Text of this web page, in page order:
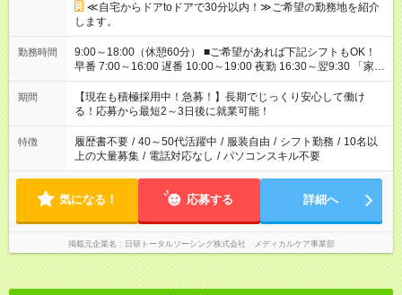
≪自宅からドアtoドアで30分以内！≫ご希望の勤務地を紹介
します。
勤務時間
9:00～18:00（休憩60分） ■ご希望があれば下記シフトもOK！
早番 7:00～16:00 遅番 10:00～19:00 夜勤 16:30～翌9:30 「家族
と休みを合わせたい」 「余裕を持って夕飯の準備がしたい」
「できれば残業はしたくない」 など、ご希望を教えてください
ね。 ※Wワーク希望の方へ 今ご覧のお仕事で希望する勤務時間
と、もう1つのお仕事の勤務時間が 合計で週40時間を超える場
合は応募できません。
期間
【現在も積極採用中！急募！】長期でじっくり安心して働け
る！応募から最短2～3日後に就業可能！
特徴 履歴書不要 / 40～50代活躍中 / 服装自由 / シフト勤務 / 10名以
上の大量募集 / 電話対応なし / パソコンスキル不要
気になる！ 応募する 詳細へ
掲載元企業名 日研トータルソーシング株式会社 メディカルケア事業部